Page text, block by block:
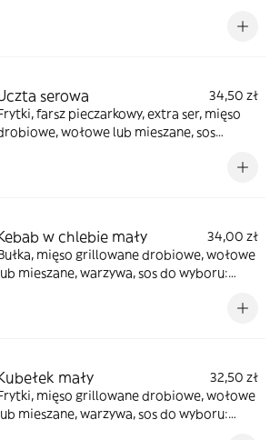
serowa
34,50 zł
farsz pieczarkowy, extra ser, mięso
wołowe lub mieszane, sos
w chlebie mały
34,00 zł
mięso grillowane drobiowe, wołowe
mieszane, warzywa, sos do wyboru:
mały
32,50 zł
mięso grillowane drobiowe, wołowe
mieszane, warzywa, sos do wyboru: